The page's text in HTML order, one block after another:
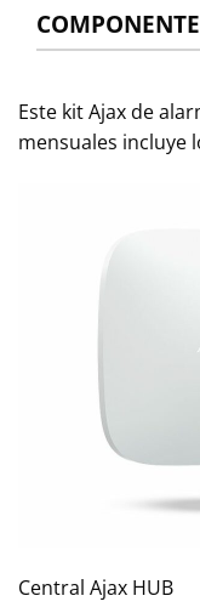
Este kit Ajax de
mensuales incluye
Central Ajax HUB